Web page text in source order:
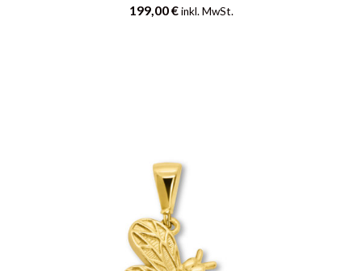
199,00€ inkl. MwSt.